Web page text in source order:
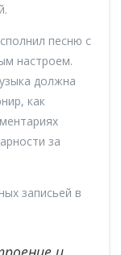
песню с
настроем.
должна
как
за
записьей в